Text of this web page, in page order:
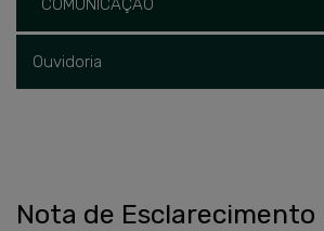
COMUNICAÇÃO
Ouvidoria
Nota de